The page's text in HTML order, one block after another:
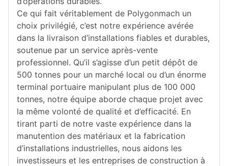
Ce qui fait véritablement de Polygonmach un
choix privilégié, c’est notre expérience avérée
dans la livraison d’installations fiables et durables,
soutenue par un service après-vente
professionnel. Qu’il s’agisse d’un petit dépôt de
500 tonnes pour un marché local ou d’un énorme
terminal portuaire manipulant plus de 100 000
tonnes, notre équipe aborde chaque projet avec
la même volonté de qualité et d’efficacité. En
tirant parti de notre vaste expérience dans la
manutention des matériaux et la fabrication
d’installations industrielles, nous aidons les
investisseurs et les entreprises de construction à